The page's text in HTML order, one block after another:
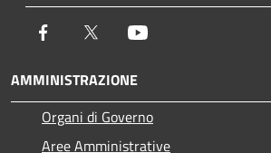
Facebook Twitter
AMMINISTRAZIONE
Organi di Governo
Aree Amministrative